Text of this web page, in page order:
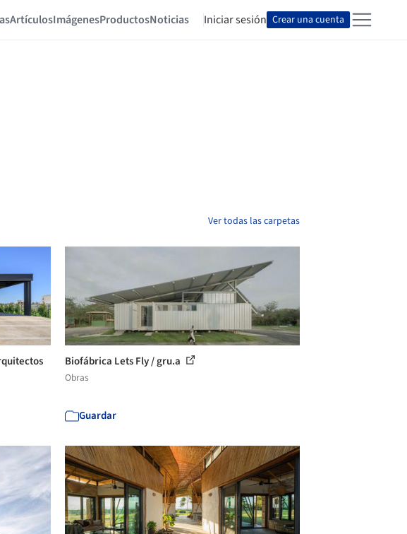
ArtículosImágenesProductosNoticias Iniciar sesión Crear una cuenta
Ver todas las carpetas
Biofábrica Lets Fly / gru.a
Obras
Guardar